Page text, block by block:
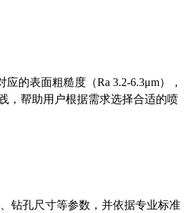
的表面粗糙度（Ra 3.2-6.3μm），
，帮助用户根据需求选择合适的喷
钻孔尺寸等参数，并依据专业标准